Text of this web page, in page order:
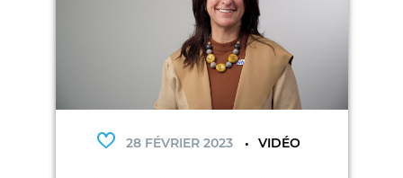
28 FÉVRIER 2023 VIDÉO